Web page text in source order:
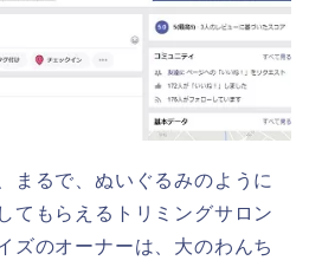
まるで、ぬいぐるみのように
てもらえるトリミングサロン
ズのオーナーは、大のわんち